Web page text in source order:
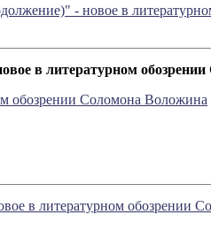
- новое в
в литературном
обозрении Соломона Воложина
в литературном обозрении